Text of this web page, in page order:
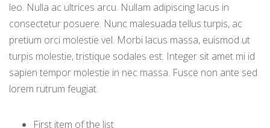
leo. Nulla ac ultrices arcu. Nullam adipiscing lacus in
consectetur posuere. Nunc malesuada tellus turpis, ac
pretium orci molestie vel. Morbi lacus massa, euismod ut
turpis molestie, tristique sodales est. Integer sit amet mi id
sapien tempor molestie in nec massa. Fusce non ante sed
lorem rutrum feugiat.
First item of the list